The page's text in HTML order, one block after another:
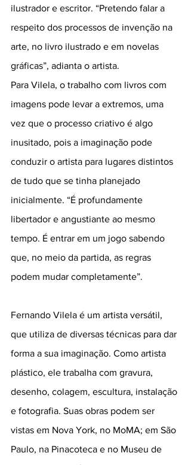
ilustrador e escritor. “Pretendo falar a
respeito dos processos de invenção na
arte, no livro ilustrado e em novelas
gráficas”, adianta o artista.
Para Vilela, o trabalho com livros com
imagens pode levar a extremos, uma
vez que o processo criativo é algo
inusitado, pois a imaginação pode
conduzir o artista para lugares distintos
de tudo que se tinha planejado
inicialmente. “É profundamente
libertador e angustiante ao mesmo
tempo. É entrar em um jogo sabendo
que, no meio da partida, as regras
podem mudar completamente”.
Fernando Vilela é um artista versátil,
que utiliza de diversas técnicas para dar
forma a sua imaginação. Como artista
plástico, ele trabalha com gravura,
desenho, colagem, escultura, instalação
e fotografia. Suas obras podem ser
vistas em Nova York, no MoMA; em São
Paulo, na Pinacoteca e no Museu de